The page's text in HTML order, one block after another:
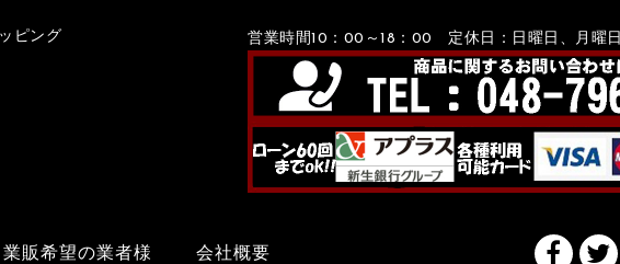
ピング 営業時間10：00～18：00 定休日：日曜日、月曜日
業販希望の業者様 会社概要